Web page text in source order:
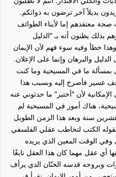
بديلاً آخر ترضون به ذواتكم.
صحة معتقدهم إما لأبناء الطوائف
بذلك يظنون أنه بـ "الدليل
خطأ وفيه سوء فهم لأن الإيمان
والبرهان وإنما على الإعلان.
بمسألة ما في المسيحية وما كنت
عسير فأصرخ إليه وبسبب هذا
لأن "أختبر" ما حدثوني عنه
هناك أمور في المسيحية لم
إلا بعد أن مضت 15 أو عشرين سنة وبعد هذا الزمن الطويل
تقوله الكتب لتخاطب عقلي الفلسفي
الوقت المعين الذي يريده
أي عقل مهما كان هذا العقل نابغًا
وبروحه قدسه الحنّان الذي يرأف